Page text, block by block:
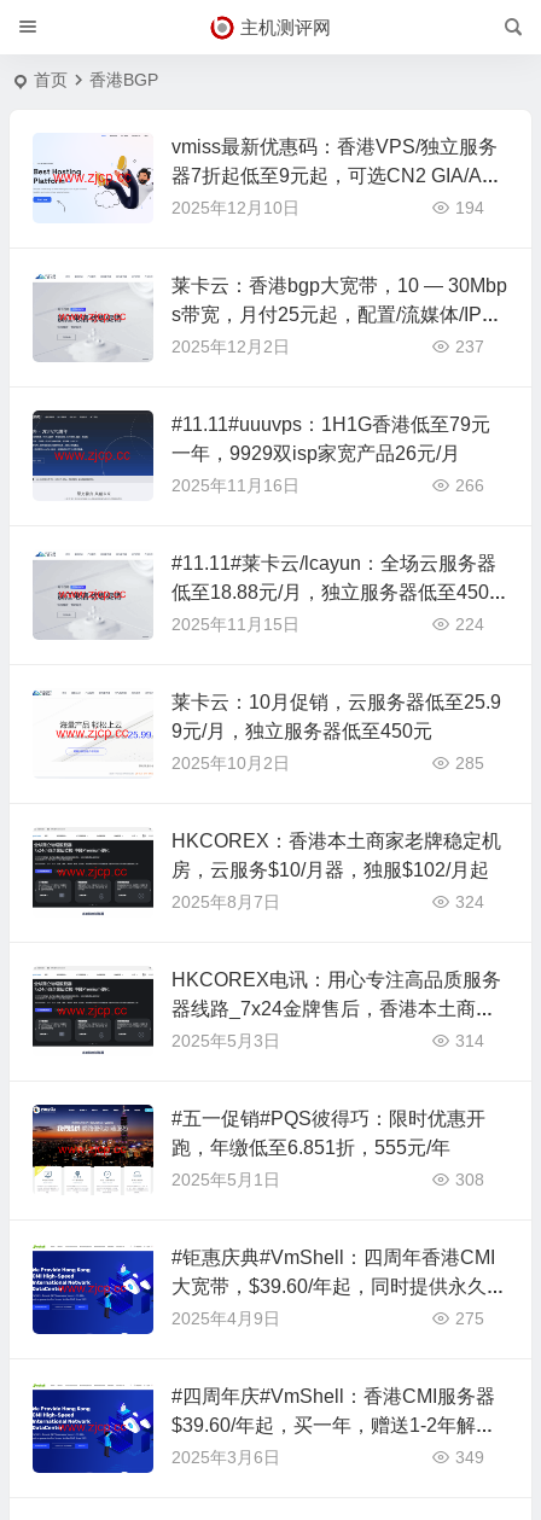
主机测评网
首页 香港BGP
vmiss最新优惠码：香港VPS/独立服务
器7折起低至9元起，可选CN2 GIA/AS9
929/CMIN2线路，美国/韩国/日本VPS
2025年12月10日 194
莱卡云：香港bgp大宽带，10 — 30Mbp
s带宽，月付25元起，配置/流媒体/IP质
量等简单测评
2025年12月2日 237
#11.11#uuuvps：1H1G香港低至79元
一年，9929双isp家宽产品26元/月
2025年11月16日 266
#11.11#莱卡云/lcayun：全场云服务器
低至18.88元/月，独立服务器低至450
元/月
2025年11月15日 224
莱卡云：10月促销，云服务器低至25.9
9元/月，独立服务器低至450元
2025年10月2日 285
HKCOREX：香港本土商家老牌稳定机
房，云服务$10/月器，独服$102/月起
2025年8月7日 324
HKCOREX电讯：用心专注高品质服务
器线路_7x24金牌售后，香港本土商家
老牌稳定机房
2025年5月3日 314
#五一促销#PQS彼得巧：限时优惠开
跑，年缴低至6.851折，555元/年
2025年5月1日 308
#钜惠庆典#VmShell：四周年香港CMI
大宽带，$39.60/年起，同时提供永久免
费公共MYSQL数据库服务器
2025年4月9日 275
#四周年庆#VmShell：香港CMI服务器
$39.60/年起，买一年，赠送1-2年解锁I
P其他服务器
2025年3月6日 349